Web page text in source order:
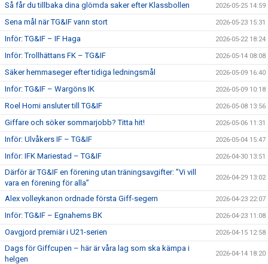
Så får du tillbaka dina glömda saker efter Klassbollen 2026-05-25 14:59
Sena mål när TG&IF vann stort 2026-05-23 15:31
Inför: TG&IF – IF Haga 2026-05-22 18:24
Inför: Trollhättans FK – TG&IF 2026-05-14 08:08
Säker hemmaseger efter tidiga ledningsmål 2026-05-09 16:40
Inför: TG&IF – Wargöns IK 2026-05-09 10:18
Roel Homi ansluter till TG&IF 2026-05-08 13:56
Giffare och söker sommarjobb? Titta hit! 2026-05-06 11:31
Inför: Ulvåkers IF – TG&IF 2026-05-04 15:47
Inför: IFK Mariestad – TG&IF 2026-04-30 13:51
Därför är TG&IF en förening utan träningsavgifter: ”Vi vill
vara en förening för alla”
2026-04-29 13:02
Alex volleykanon ordnade första Giff-segern 2026-04-23 22:07
Inför: TG&IF – Egnahems BK 2026-04-23 11:08
Oavgjord premiär i U21-serien 2026-04-15 12:58
Dags för Giffcupen – här är våra lag som ska kämpa i
helgen
2026-04-14 18:20